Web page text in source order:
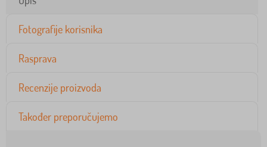
Fotografije korisnika
Rasprava
Recenzije proizvoda
Također preporučujemo